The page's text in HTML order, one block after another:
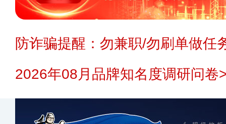
防诈骗提醒：勿兼职/勿刷单做任
2026年08月品牌知名度调研问卷